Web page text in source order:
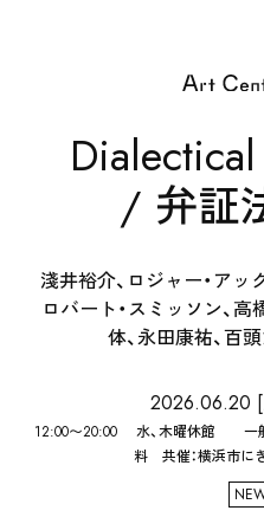
/ 弁証
淺井裕介、ロジャー・アッ
ロバート・スミッソン、
体、永田康祐、百
2026.06.20
12:00〜20:00 水、木曜休館 一般
料 共催：横浜市に